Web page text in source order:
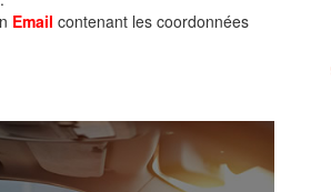
Email contenant les coordonnées